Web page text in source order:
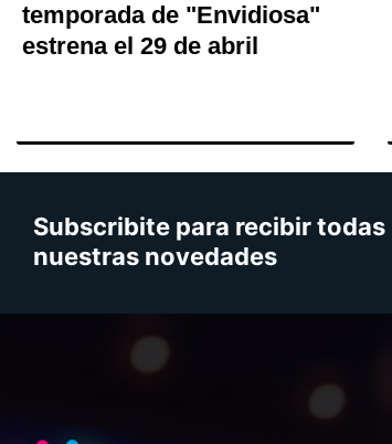
temporada de "Envidiosa"
estrena el 29 de abril
Subscribite para recibir todas
nuestras novedades